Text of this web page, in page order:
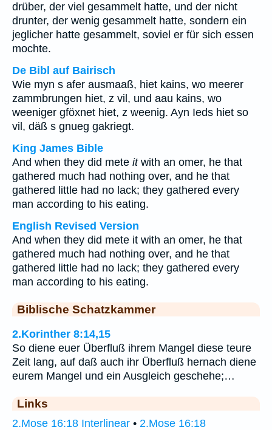
drüber, der viel gesammelt hatte, und der nicht
drunter, der wenig gesammelt hatte, sondern ein
jeglicher hatte gesammelt, soviel er für sich essen
mochte.
De Bibl auf Bairisch
Wie myn s afer ausmaaß, hiet kains, wo meerer
zammbrungen hiet, z vil, und aau kains, wo
weeniger gföxnet hiet, z weenig. Ayn Ieds hiet so
vil, däß s gnueg gakriegt.
King James Bible
And when they did mete itwith an omer, he that
gathered much had nothing over, and he that
gathered little had no lack; they gathered every
man according to his eating.
English Revised Version
And when they did mete it with an omer, he that
gathered much had nothing over, and he that
gathered little had no lack; they gathered every
man according to his eating.
Biblische Schatzkammer
2.Korinther 8:14,15
So diene euer Überfluß ihrem Mangel diese teure
Zeit lang, auf daß auch ihr Überfluß hernach diene
eurem Mangel und ein Ausgleich geschehe;…
Links
2.Mose 16:18 Interlinear • 2.Mose 16:18